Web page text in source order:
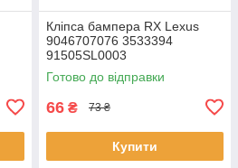
Кліпса бампера RX Lexus
9046707076 3533394
91505SL0003
Готово до відправки
66 ₴ 73 ₴
Купити